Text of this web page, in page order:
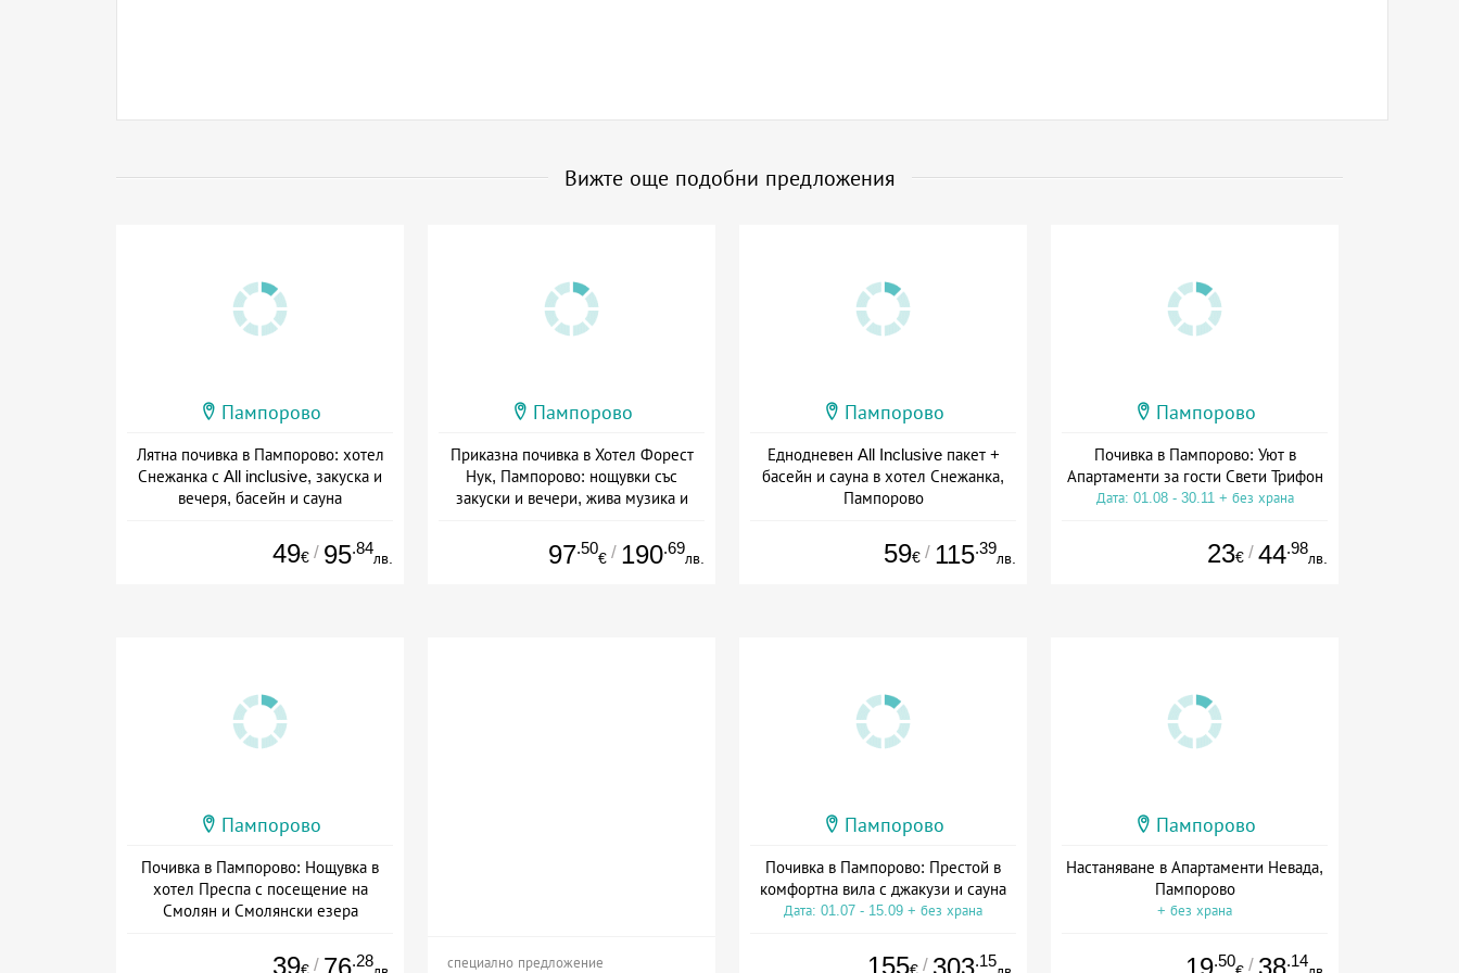
Вижте още подобни предложения
Пампорово
Лятна почивка в Пампорово: хотел
Снежанка с All inclusive, закуска и
вечеря, басейн и сауна
49€ / 95.84
лв.
Пампорово
Приказна почивка в Хотел Форест
Нук, Пампорово: нощувки със
закуски и вечери, жива музика и
Дата: 04.03 - 30.11 + полупансион
97.50
€ / 190.69
лв.
Пампорово
Еднодневен All Inclusive пакет +
басейн и сауна в хотел Снежанка,
Пампорово
59€ / 115.39
лв.
Пампорово
Почивка в Пампорово: Уют в
Апартаменти за гости Свети Трифон
Дата: 01.08 - 30.11 + без храна
23€ / 44.98
лв.
Пампорово
Почивка в Пампорово: Нощувка в
хотел Преспа с посещение на
Смолян и Смолянски езера
39€ / 76.28 специално предложение
Пампорово
Почивка в Пампорово: Престой в
комфортна вила с джакузи и сауна
Дата: 01.07 - 15.09 + без храна
155€ / 303.15
Пампорово
Настаняване в Апартаменти Невада,
Пампорово
+ без храна
19.50 / 38.14